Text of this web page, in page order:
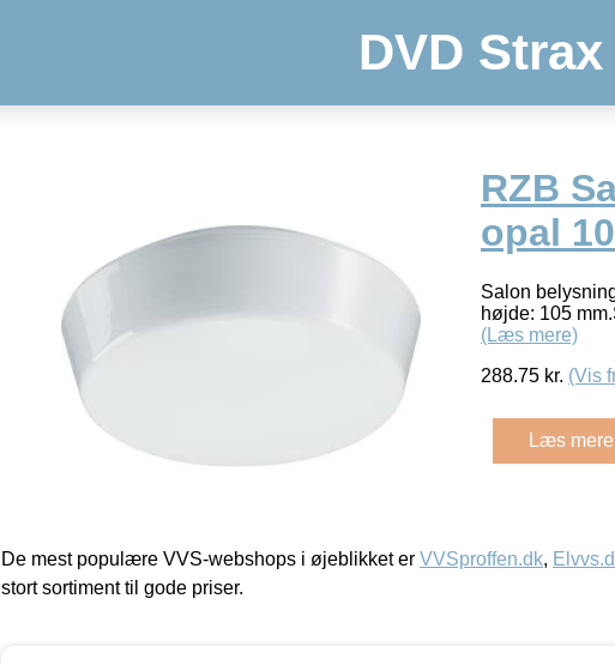
DVD Strax
RZB
opal
Salon
højde: 105
(Læs mere)
288.75 kr. (Vis
Læs
De mest populære VVS-webshops i øjeblikket er VVSproffen.dk,
stort sortiment til gode priser.